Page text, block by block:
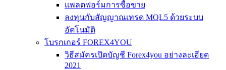
แพลตฟอร์มการซื้อขาย
ลงทุนกับสัญญาณเทรด MQL5 ด้วยระบบ
อัตโนมัติ
โบรกเกอร์ FOREX4YOU
วิธีสมัครเปิดบัญชี Forex4you อย่างละเอียด
2021